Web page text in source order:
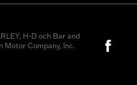
H-D och Bar and
Motor Company, Inc.